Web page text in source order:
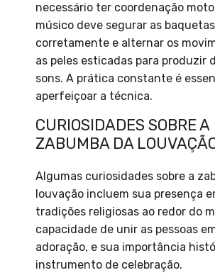
necessário ter coordenação
músico deve segurar as baquetas
corretamente e alternar os
as peles esticadas para produzir
sons. A prática constante é
aperfeiçoar a técnica.
CURIOSIDADES SOBRE A
ZABUMBA DA
Algumas curiosidades sobre a
louvação incluem sua presença
tradições religiosas ao redor do
capacidade de unir as pessoas
adoração, e sua importância
instrumento de celebração.